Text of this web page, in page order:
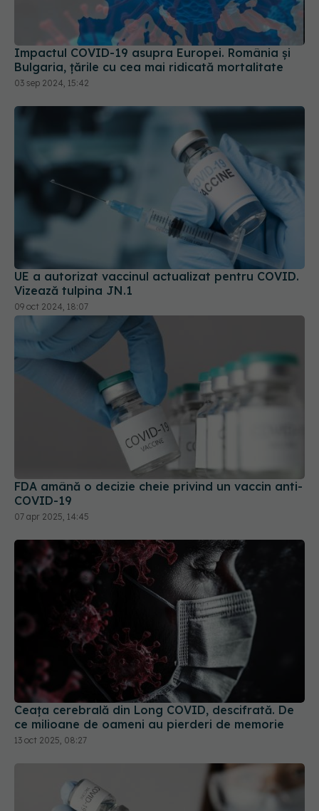
Impactul COVID-19 asupra Europei. România și
Bulgaria, țările cu cea mai ridicată mortalitate
03 sep 2024, 15:42
UE a autorizat vaccinul actualizat pentru COVID.
Vizează tulpina JN.1
09 oct 2024, 18:07
FDA amână o decizie cheie privind un vaccin anti-
COVID-19
07 apr 2025, 14:45
Ceața cerebrală din Long COVID, descifrată. De
ce milioane de oameni au pierderi de memorie
13 oct 2025, 08:27